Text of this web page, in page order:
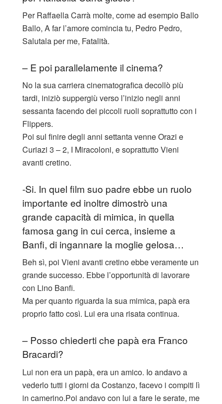
Per Raffaella Carrà molte, come ad esempio Ballo
Ballo, A far l’amore comincia tu, Pedro Pedro,
Salutala per me, Fatalità.
– E poi parallelamente il cinema?
No la sua carriera cinematografica decollò più
tardi, iniziò suppergiù verso l’inizio negli anni
sessanta facendo dei piccoli ruoli soprattutto con i
Flippers.
Poi sul finire degli anni settanta venne Orazi e
Curiazi 3 – 2, I Miracoloni, e soprattutto Vieni
avanti cretino.
-Si. In quel film suo padre ebbe un ruolo
importante ed inoltre dimostrò una
grande capacità di mimica, in quella
famosa gang in cui cerca, insieme a
Banfi, di ingannare la moglie gelosa…
Beh sì, poi Vieni avanti cretino ebbe veramente un
grande successo. Ebbe l’opportunità di lavorare
con Lino Banfi.
Ma per quanto riguarda la sua mimica, papà era
proprio fatto così. Lui era una risata continua.
– Posso chiederti che papà era Franco
Bracardi?
Lui non era un papà, era un amico. Io andavo a
vederlo tutti i giorni da Costanzo, facevo i compiti lì
in camerino.Poi andavo con lui a fare le serate, me